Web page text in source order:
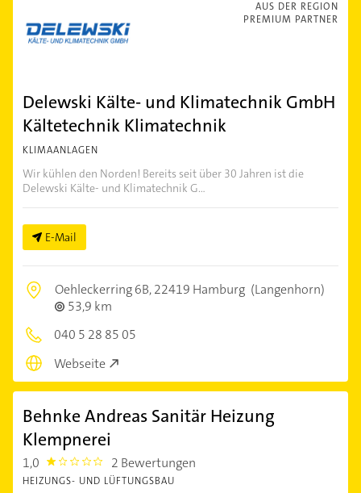
AUS DER REGION
PREMIUM PARTNER
Delewski Kälte- und Klimatechnik GmbH
Kältetechnik Klimatechnik
KLIMAANLAGEN
Wir kühlen den Norden! Bereits seit über 30 Jahren ist die
Delewski Kälte- und Klimatechnik G...
E-Mail
Oehleckerring 6B,22419 Hamburg (Langenhorn)
53,9 km
040 5 28 85 05
Webseite
Behnke Andreas Sanitär Heizung
Klempnerei
1,0 1.0 2 Bewertungen
HEIZUNGS- UND LÜFTUNGSBAU